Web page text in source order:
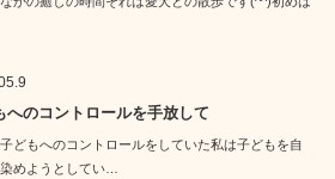
へのコントロールを手放して
どもへのコントロールをしていた私は子どもを自
めようとしてい…